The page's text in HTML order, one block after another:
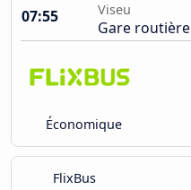
07:55
Viseu
Gare routière
Économique
FlixBus